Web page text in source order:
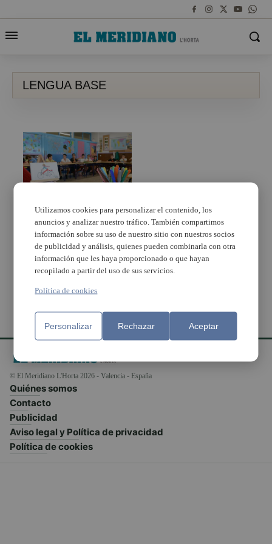
LENGUA BASE
La majoria de les
famílies de l’Horta tria
el valencià com a
llengua base
© El Meridiano L'Horta 2026 - Valencia - España
Quiénes somos
Contacto
Publicidad
Aviso legal y Política de privacidad
Política de cookies
Utilizamos cookies para personalizar el contenido, los
anuncios y analizar nuestro tráfico. También compartimos
información sobre su uso de nuestro sitio con nuestros socios
de publicidad y análisis, quienes pueden combinarla con otra
información que les haya proporcionado o que hayan
recopilado a partir del uso de sus servicios.
Política de cookies
Personalizar Rechazar Aceptar